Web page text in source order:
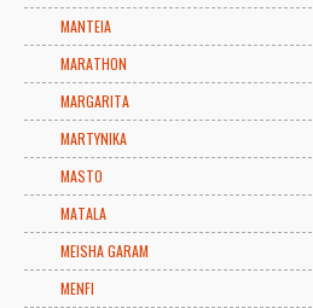
MANTEIA
MARATHON
MARGARITA
MARTYNIKA
MASTO
MATALA
MEISHA GARAM
MENFI